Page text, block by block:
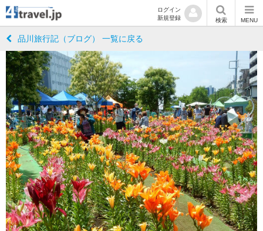
ログイン
新規登録
検索 MENU
品川旅行記（ブログ） 一覧に戻る